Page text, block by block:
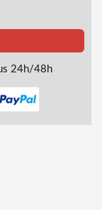
24h/48h